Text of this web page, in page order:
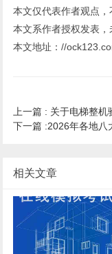
本文仅代表作者观点
本文系作者授权发表，
本文地址：//
上一篇 : 关于电梯整机
下一篇 :2026年各地八
相关文章